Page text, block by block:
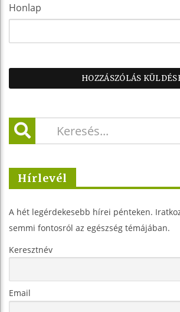
Honlap
Hírlevél
A hét legérdekesebb hírei pénteken.
semmi fontosról az egészség témájában.
Keresztnév
Email